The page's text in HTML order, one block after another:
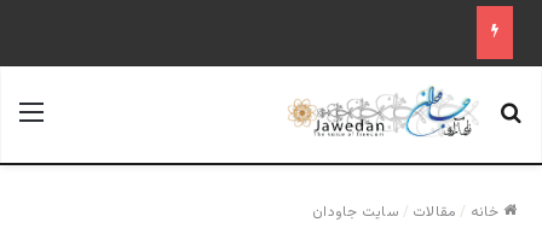
جستجو برای
خانه / مقالات / سایت جاودان